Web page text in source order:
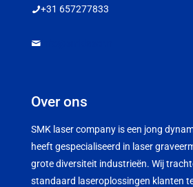
+31 657277833
Over ons
SMK laser company is een jong
heeft gespecialiseerd in laser
grote diversiteit industrieën. Wij
standaard laseroplossingen klanten